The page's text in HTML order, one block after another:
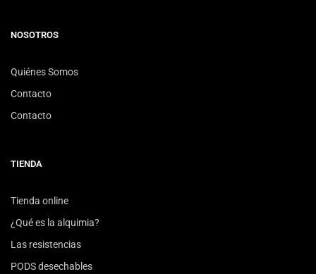
NOSOTROS
Quiénes Somos
Contacto
Contacto
TIENDA
Tienda online
¿Qué es la alquimia?
Las resistencias
PODS desechables